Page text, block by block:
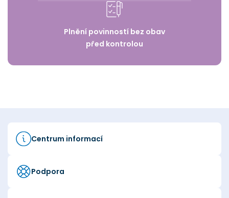
Plnění povinností bez obav
před kontrolou
Centrum informací
Podpora